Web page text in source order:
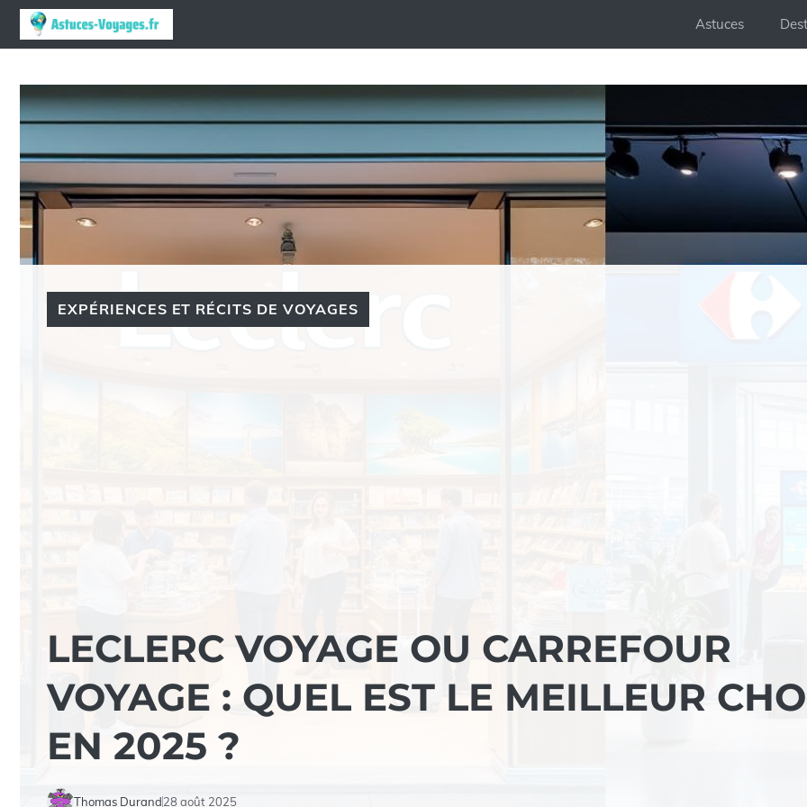
Aller
Astuces
EXPÉRIENCES ET RÉCITS DE VOYAGES
LECLERC VOYAGE OU CARREFOUR
VOYAGE : QUEL EST LE MEILLEUR
EN 2025 ?
Thomas Durand28 août 2025